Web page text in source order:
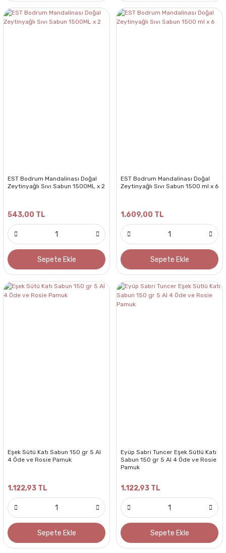
EST Bodrum Mandalinası Doğal
Zeytinyağlı Sıvı Sabun 1500ML x 2
543,00 TL
Sepete Ekle
EST Bodrum Mandalinası Doğal
Zeytinyağlı Sıvı Sabun 1500 ml x 6
1.609,00 TL
Sepete Ekle
Eşek Sütü Katı Sabun 150 gr 5 Al
4 Öde ve Rosie Pamuk
1.122,93 TL
Sepete Ekle
Eyüp Sabri Tuncer Eşek Sütlü Katı
Sabun 150 gr 5 Al 4 Öde ve Rosie
Pamuk
1.122,93 TL
Sepete Ekle